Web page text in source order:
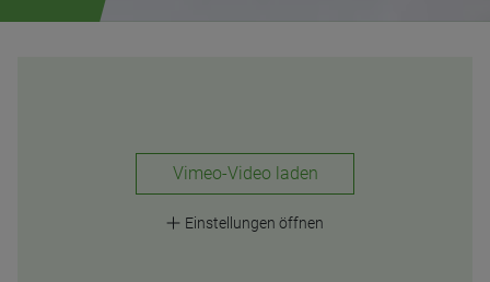
laden
Einstellungen öffnen